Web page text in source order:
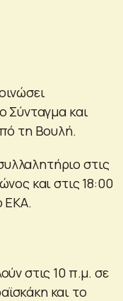
Σύνταγμα και
τη Βουλή.
στις
και στις 18:00
ΕΚΑ.
στις 10 π.μ. σε
και το